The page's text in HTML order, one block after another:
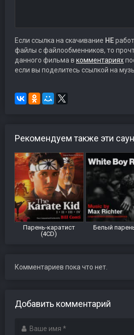
Если ссылка на скачивание НЕ
файлы с файлообменников, то
данного фильма в комментариях
если вы поделитесь ссылкой на
Рекомендуем также эти
Парень-каратист
(4CD)
Белый
Комментариев пока что нет.
Добавить комментарий